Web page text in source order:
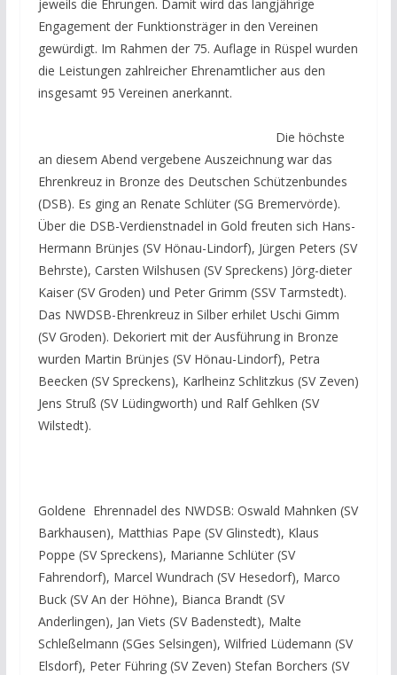
jeweils die Ehrungen. Damit wird das langjährige
Engagement der Funktionsträger in den Vereinen
gewürdigt. Im Rahmen der 75. Auflage in Rüspel wurden
die Leistungen zahlreicher Ehrenamtlicher aus den
insgesamt 95 Vereinen anerkannt.
Die höchste
an diesem Abend vergebene Auszeichnung war das
Ehrenkreuz in Bronze des Deutschen Schützenbundes
(DSB). Es ging an Renate Schlüter (SG Bremervörde).
Über die DSB-Verdienstnadel in Gold freuten sich Hans-
Hermann Brünjes (SV Hönau-Lindorf), Jürgen Peters (SV
Behrste), Carsten Wilshusen (SV Spreckens) Jörg-dieter
Kaiser (SV Groden) und Peter Grimm (SSV Tarmstedt).
Das NWDSB-Ehrenkreuz in Silber erhilet Uschi Gimm
(SV Groden). Dekoriert mit der Ausführung in Bronze
wurden Martin Brünjes (SV Hönau-Lindorf), Petra
Beecken (SV Spreckens), Karlheinz Schlitzkus (SV Zeven)
Jens Struß (SV Lüdingworth) und Ralf Gehlken (SV
Wilstedt).
Goldene Ehrennadel des NWDSB: Oswald Mahnken (SV
Barkhausen), Matthias Pape (SV Glinstedt), Klaus
Poppe (SV Spreckens), Marianne Schlüter (SV
Fahrendorf), Marcel Wundrach (SV Hesedorf), Marco
Buck (SV An der Höhne), Bianca Brandt (SV
Anderlingen), Jan Viets (SV Badenstedt), Malte
Schleßelmann (SGes Selsingen), Wilfried Lüdemann (SV
Elsdorf), Peter Führing (SV Zeven) Stefan Borchers (SV